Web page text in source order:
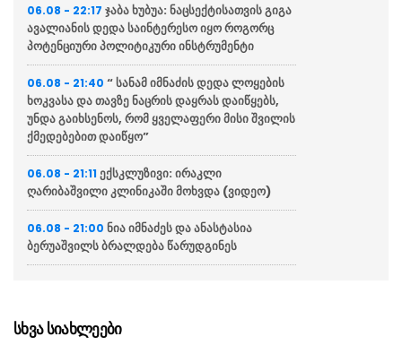
06.08 - 22:17 ჯაბა ხუბუა: ნაცსექტისათვის გიგა
ავალიანის დედა საინტერესო იყო როგორც
პოტენციური პოლიტიკური ინსტრუმენტი
06.08 - 21:40 “ სანამ იმნაძის დედა ლოყების
ხოკვასა და თავზე ნაცრის დაყრას დაიწყებს,
უნდა გაიხსენოს, რომ ყველაფერი მისი შვილის
ქმედებებით დაიწყო”
06.08 - 21:11 ექსკლუზივი: ირაკლი
ღარიბაშვილი კლინიკაში მოხვდა (ვიდეო)
06.08 - 21:00 ნია იმნაძეს და ანასტასია
ბერუაშვილს ბრალდება წარუდგინეს
ფლოტის დაახლოებით 80%-ში”
სხვა სიახლეები